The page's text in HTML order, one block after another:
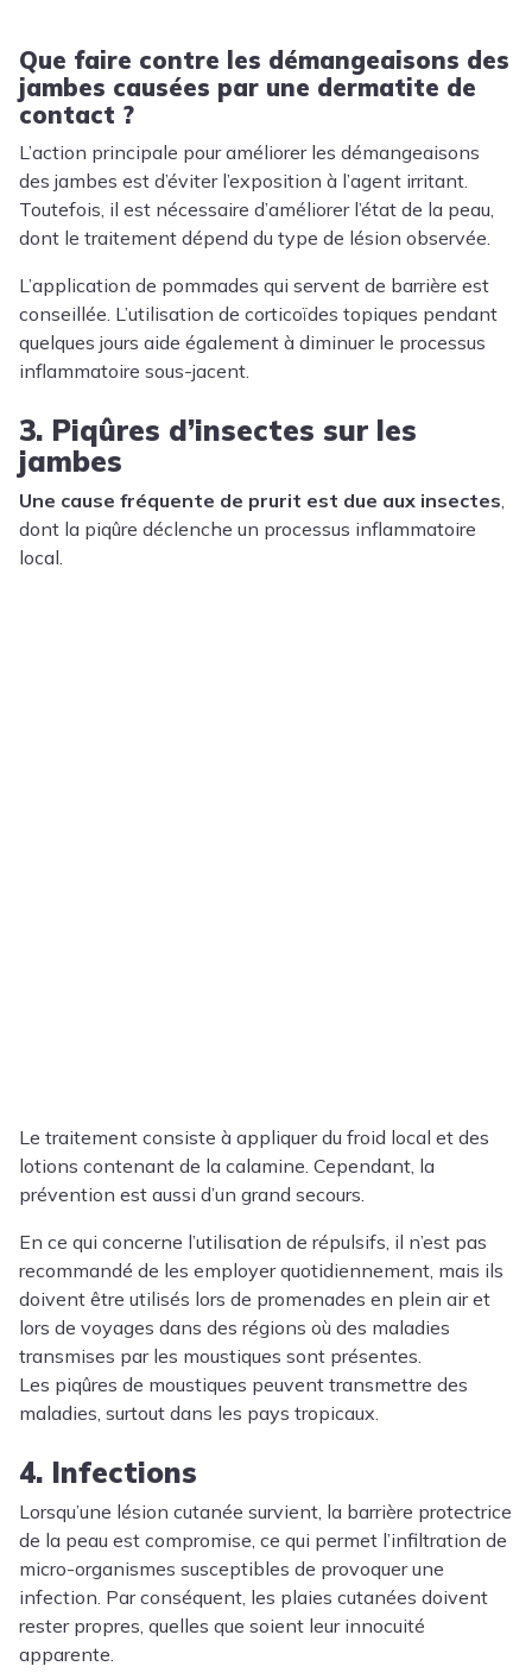
Que faire contre les démangeaisons des
jambes causées par une dermatite de
contact ?
L’action principale pour améliorer les démangeaisons
des jambes est d’éviter l’exposition à l’agent irritant.
Toutefois, il est nécessaire d’améliorer l’état de la peau,
dont le traitement dépend du type de lésion observée.
L’application de pommades qui servent de barrière est
conseillée. L’utilisation de corticoïdes topiques pendant
quelques jours aide également à diminuer le processus
inflammatoire sous-jacent.
3. Piqûres d’insectes sur les
jambes
Une cause fréquente de prurit est due aux insectes
dont la piqûre déclenche un processus inflammatoire
local.
Le traitement consiste à appliquer du froid local et des
lotions contenant de la calamine. Cependant, la
prévention est aussi d’un grand secours.
En ce qui concerne l’utilisation de répulsifs, il n’est pas
recommandé de les employer quotidiennement, mais ils
doivent être utilisés lors de promenades en plein air et
lors de voyages dans des régions où des maladies
transmises par les moustiques sont présentes.
Les piqûres de moustiques peuvent transmettre des
maladies, surtout dans les pays tropicaux.
4. Infections
Lorsqu’une lésion cutanée survient, la barrière protectrice
de la peau est compromise, ce qui permet l’infiltration de
micro-organismes susceptibles de provoquer une
infection. Par conséquent, les plaies cutanées doivent
rester propres, quelles que soient leur innocuité
apparente.